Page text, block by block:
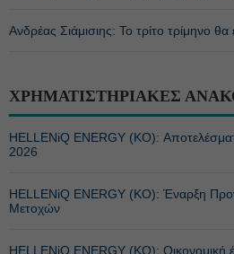
Ανδρέας Σιάμισιης: Το τρίτο τρίμηνο θα
ΧΡΗΜΑΤΙΣΤΗΡΙΑΚΕΣ
HELLENiQ ENERGY (ΚΟ):
2026
HELLENiQ ENERGY (ΚΟ): Έναρξη
Μετοχών
HELLENiQ ENERGY (ΚΟ): Οικονομική